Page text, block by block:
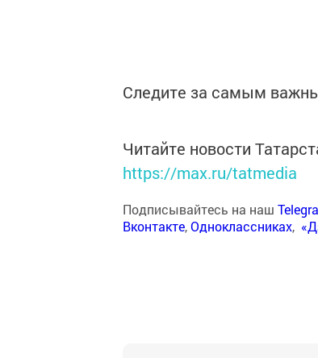
Следите за самым
Читайте новости
https://max.ru/tatmedia
Подписывайтесь на наш
Вконтакте,Одноклассниках,